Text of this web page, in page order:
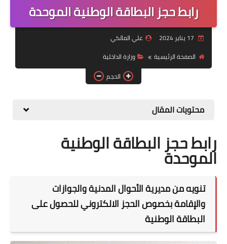
اخبار وزارة العمل وهيئة
قسم التطبيقات
قطع الاراضي
رابط حجز البطاقة الوطنية الموحدة
علي المالكي
الصفحة الرئيسية
وزارة الداخلية
الحجم
محتويات المقال
رابط حجز البطاقة الوطنية
الموحدة
تنويه من مديرية الأحوال المدنية والجوازات
والإقامة بخصوص الحجز الالكتروني للحصول على
البطاقة الوطنية